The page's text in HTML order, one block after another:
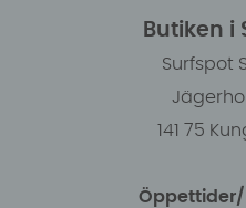
Butiken i
Surfspot
141 75